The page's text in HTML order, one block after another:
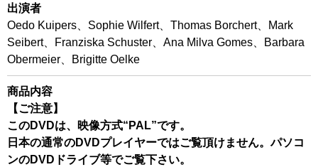
出演者
Oedo Kuipers、Sophie Wilfert、Thomas Borchert、Mark
Seibert、Franziska Schuster、Ana Milva Gomes、Barbara
Obermeier、Brigitte Oelke
商品内容
【ご注意】
このDVDは、映像方式“PAL”です。
日本の通常のDVDプレイヤーではご覧頂けません。パソコ
ンのDVDドライブ等でご覧下さい。